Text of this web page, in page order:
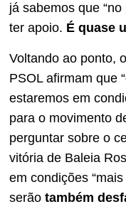
já sabemos que
ter apoio. É quase
Voltando ao ponto,
PSOL afirmam que
estaremos em
para o movimento
perguntar sobre o
vitória de Baleia
em condições
serão também